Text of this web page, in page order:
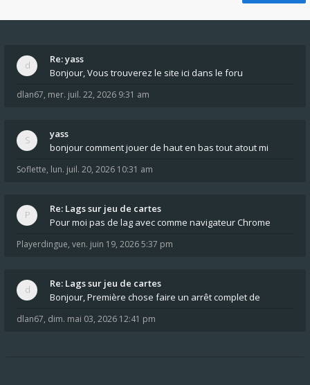
Re: yass
Bonjour, Vous trouverez le site ici dans le foru
dlan67, mer. juil. 22, 2026 9:31 am
yass
bonjour comment jouer de haut en bas tout atout mi
Soflette, lun. juil. 20, 2026 10:31 am
Re: Lags sur jeu de cartes
Pour moi pas de lag avec comme navigateur Chrome
Playerdingue, ven. juin 19, 2026 5:37 pm
Re: Lags sur jeu de cartes
Bonjour, Première chose faire un arrêt complet de
dlan67, dim. mai 03, 2026 12:41 pm